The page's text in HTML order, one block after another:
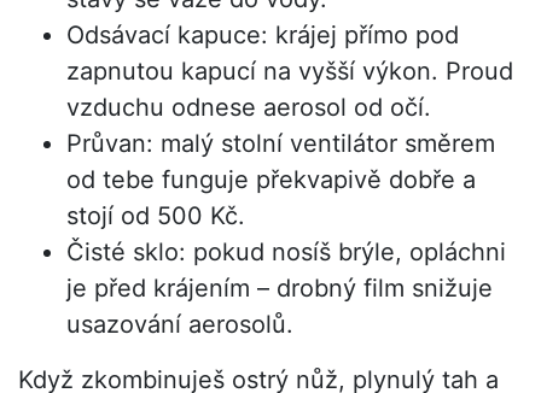
Odsávací kapuce: krájej přímo pod
zapnutou kapucí na vyšší výkon. Proud
vzduchu odnese aerosol od očí.
Průvan: malý stolní ventilátor směrem
od tebe funguje překvapivě dobře a
stojí od 500 Kč.
Čisté sklo: pokud nosíš brýle, opláchni
je před krájením – drobný film snižuje
usazování aerosolů.
Když zkombinuješ ostrý nůž, plynulý tah a